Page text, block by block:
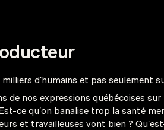
d’humains et pas seulement
de nos expressions québécoises
ce qu’on banalise trop la santé
et travailleuses vont bien ?